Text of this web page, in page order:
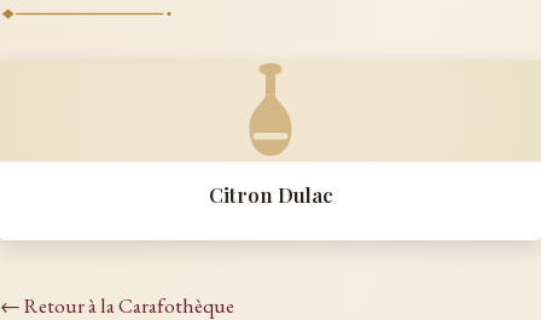
Citron Dulac
← Retour à la Carafothèque